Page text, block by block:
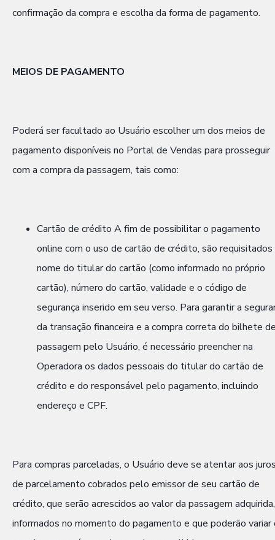
confirmação da compra e escolha da forma de pagamento.
MEIOS DE PAGAMENTO
Poderá ser facultado ao Usuário escolher um dos meios de
pagamento disponíveis no Portal de Vendas para prosseguir
com a compra da passagem, tais como:
Cartão de crédito A fim de possibilitar o pagamento
online com o uso de cartão de crédito, são requisitados
nome do titular do cartão (como informado no próprio
cartão), número do cartão, validade e o código de
segurança inserido em seu verso. Para garantir a
da transação financeira e a compra correta do bilhete
passagem pelo Usuário, é necessário preencher na
Operadora os dados pessoais do titular do cartão de
crédito e do responsável pelo pagamento, incluindo
endereço e CPF.
Para compras parceladas, o Usuário deve se atentar aos
de parcelamento cobrados pelo emissor de seu cartão de
crédito, que serão acrescidos ao valor da passagem adquirida,
informados no momento do pagamento e que poderão variar